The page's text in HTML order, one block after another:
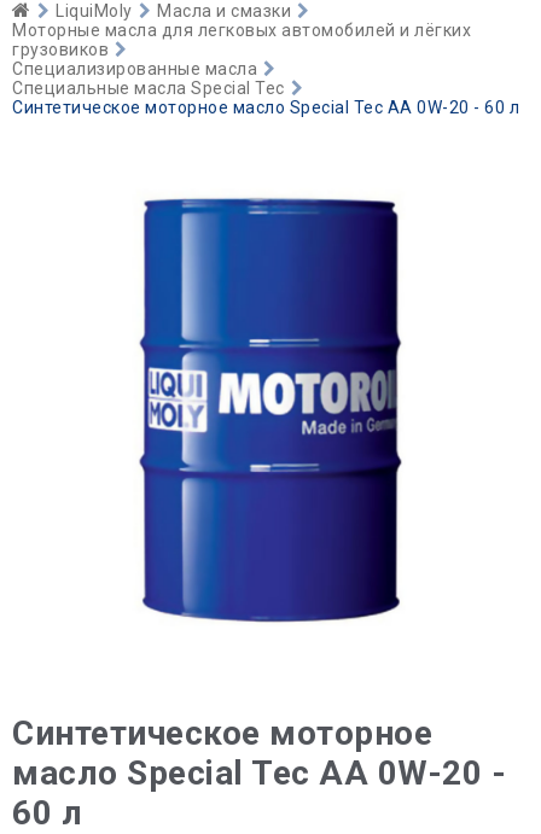
LiquiMoly
Масла и смазки
Моторные масла для легковых автомобилей и лёгких
грузовиков
Специализированные масла
Специальные масла Special Tec
Синтетическое моторное масло Special Tec AA 0W-20 - 60 л
Синтетическое моторное
масло Special Tec AA 0W-20 -
60 л